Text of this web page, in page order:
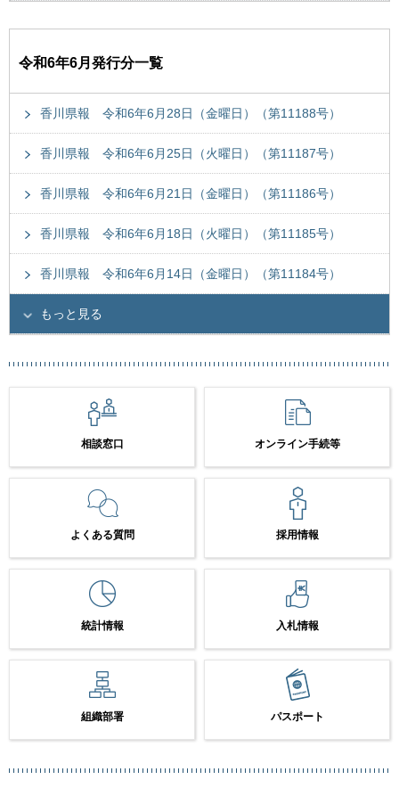
令和6年6月発行分一覧
香川県報 令和6年6月28日（金曜日）（第11188号）
香川県報 令和6年6月25日（火曜日）（第11187号）
香川県報 令和6年6月21日（金曜日）（第11186号）
香川県報 令和6年6月18日（火曜日）（第11185号）
香川県報 令和6年6月14日（金曜日）（第11184号）
もっと見る
相談窓口 オンライン手続等
よくある質問 採用情報
統計情報 入札情報
組織部署 パスポート